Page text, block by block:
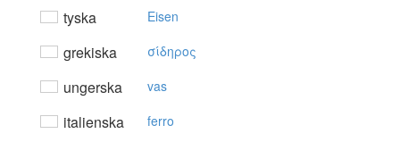
tyska Eisen
grekiska σίδηρoς
ungerska vas
italienska ferro